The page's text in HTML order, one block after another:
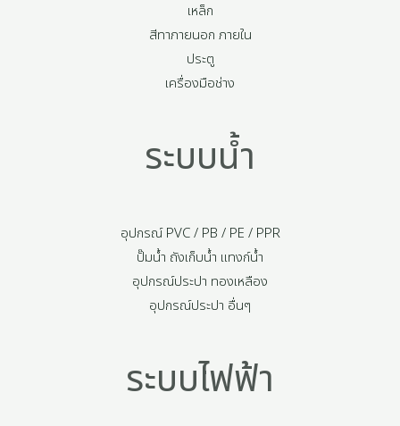
เหล็ก
สีทาภายนอก ภายใน
ประตู
เครื่องมือช่าง
ระบบน้ำ
อุปกรณ์ PVC / PB / PE / PPR
ปั๊มน้ำ ถังเก็บน้ำ แทงก์น้ำ
อุปกรณ์ประปา ทองเหลือง
อุปกรณ์ประปา อื่นๆ
ระบบไฟฟ้า